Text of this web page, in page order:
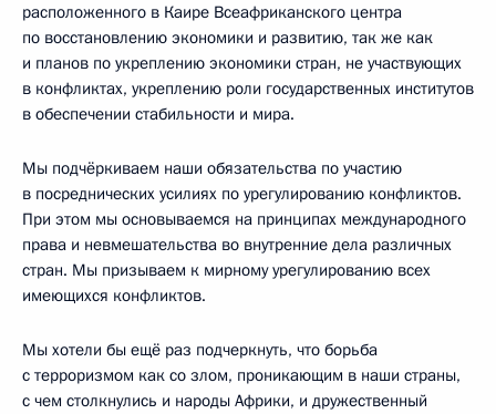
расположенного в Каире Всеафриканского центра
по восстановлению экономики и развитию, так же как
и планов по укреплению экономики стран, не участвующих
в конфликтах, укреплению роли государственных институтов
в обеспечении стабильности и мира.
Мы подчёркиваем наши обязательства по участию
в посреднических усилиях по урегулированию конфликтов.
При этом мы основываемся на принципах международного
права и невмешательства во внутренние дела различных
стран. Мы призываем к мирному урегулированию всех
имеющихся конфликтов.
Мы хотели бы ещё раз подчеркнуть, что борьба
с терроризмом как со злом, проникающим в наши страны,
с чем столкнулись и народы Африки, и дружественный